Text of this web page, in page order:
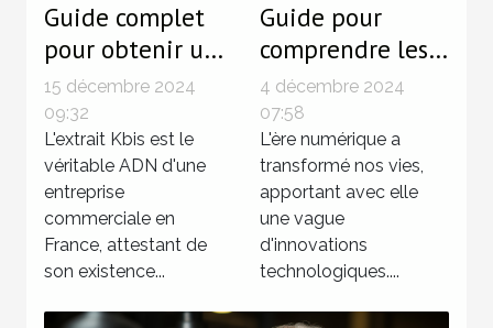
Guide complet
pour obtenir un
extrait Kbis en
ligne facilement
15 décembre 2024
09:32
L'extrait Kbis est le
véritable ADN d'une
entreprise
commerciale en
France, attestant de
son existence...
Guide pour
comprendre les
enjeux de la
cyberassurance
en France
4 décembre 2024
07:58
L'ère numérique a
transformé nos vies,
apportant avec elle
une vague
d'innovations
technologiques....